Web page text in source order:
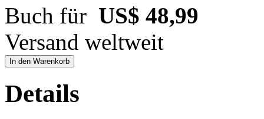
Buch für US$ 48,99
Versand weltweit
In den Warenkorb
Details